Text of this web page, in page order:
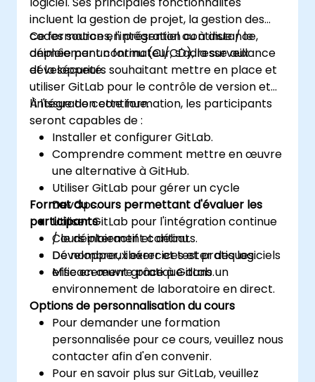
incluent la gestion de projet, la gestion des
codes sources, l'intégration continue / le
déploiement continu (CI/CD), la surveillance
et la sécurité.
Ce formation en présentiel ou à distance,
animée par un formateur, s'adresse aux
développeurs souhaitant mettre en place et
utiliser GitLab pour le contrôle de version et
l'intégration continue.
À l'issue de cette formation, les participants
seront capables de :
Installer et configurer GitLab.
Comprendre comment mettre en œuvre
une alternative à GitHub.
Utiliser GitLab pour gérer un cycle
DevOps.
Utiliser GitLab pour l'intégration continue
/ le déploiement continu.
Développer, libérer et tester des logiciels
efficacement grâce à GitLab.
Format du cours permettant d'évaluer les
participants
Cours interactif et débats.
De nombreux exercices et pratiques.
Mise en œuvre pratique dans un
environnement de laboratoire en direct.
Options de personnalisation du cours
Pour demander une formation
personnalisée pour ce cours, veuillez nous
contacter afin d'en convenir.
Pour en savoir plus sur GitLab, veuillez